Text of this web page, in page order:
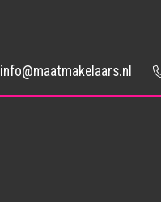
info@maatmakelaars.nl